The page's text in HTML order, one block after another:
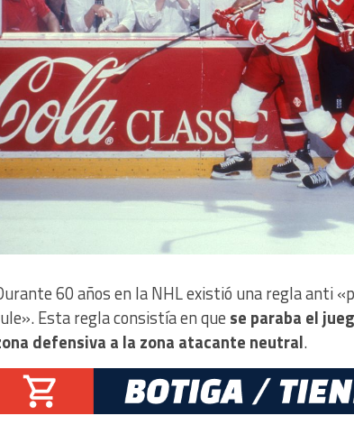
60 años en la NHL existió una regla anti
Esta regla consistía en que se paraba el
defensiva a la zona atacante neutral.